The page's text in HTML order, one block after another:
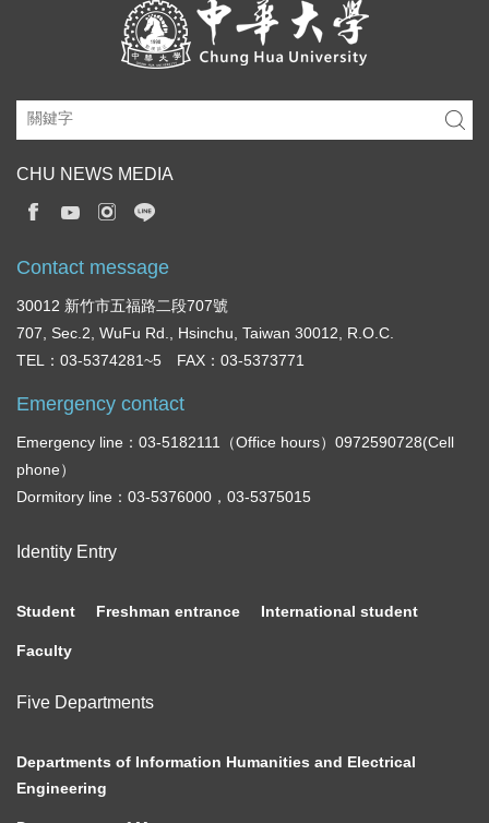
CHU NEWS MEDIA
Contact message
30012 新竹市五福路二段707號
707, Sec.2, WuFu Rd., Hsinchu, Taiwan 30012, R.O.C.
TEL：03-5374281~5 FAX：03-5373771
Emergency contact
Emergency line：03-5182111（Office hours）0972590728(Cell
phone）
Dormitory line：03-5376000，03-5375015
Identity Entry
Student Freshman entrance International student
Faculty
Five Departments
Departments of Information Humanities and Electrical
Engineering